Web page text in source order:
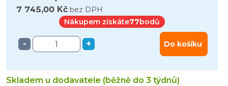
7 745,00 Kč bez DPH
Nákupem získáte77bodů
- + Do košíku
Skladem u dodavatele (běžně do 3 týdnů)